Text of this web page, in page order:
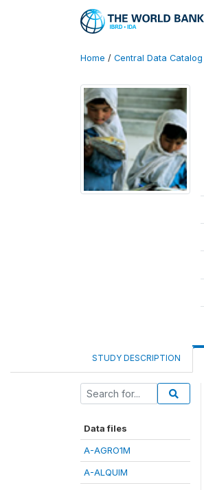
Home / Central Data Catalog
STUDY DESCRIPTION
Data files
A-AGRO1M
A-ALQUIM